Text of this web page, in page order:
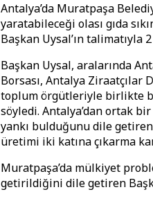
Antalya’da Muratpaşa
yaratabileceği olası gıda
Başkan Uysal’ın talimatıyla 2
Başkan Uysal, aralarında
Borsası, Antalya Ziraatçılar
toplum örgütleriyle birlikte
söyledi. Antalya’dan ortak
yankı bulduğunu dile
üretimi iki katına çıkarma
Muratpaşa’da mülkiyet
getirildiğini dile getiren